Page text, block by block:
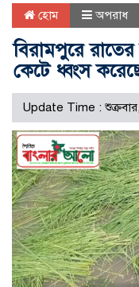
হোম অপরাধ
বিরামপুরে
কেটে ধ্বংস করেছে
Update Time :